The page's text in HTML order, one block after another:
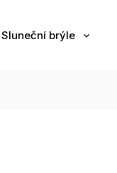
Sluneční brýle